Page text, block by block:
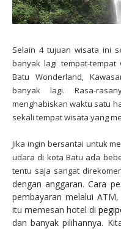
Selain 4 tujuan wisata ini
banyak lagi tempat-
Batu Wonderland,
banyak lagi. Rasa-
menghabiskan waktu satu
sekali tempat wisata yang
Jika ingin bersantai untuk
udara di kota Batu ada
tentu saja sangat
dengan anggaran.Cara
pembayaran melalui
itu memesan hotel di
dan banyak pilihannya.